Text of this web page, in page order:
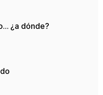
¿a dónde?